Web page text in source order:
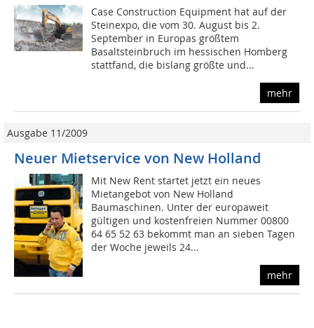
Case Construction Equipment hat auf der
Steinexpo, die vom 30. August bis 2.
September in Europas größtem
Basaltsteinbruch im hessischen Homberg
stattfand, die bislang größte und...
mehr
Ausgabe 11/2009
Neuer Mietservice von New Holland
Mit New Rent startet jetzt ein neues
Mietangebot von New Holland
Baumaschinen. Unter der europaweit
gültigen und kostenfreien Nummer 00800
64 65 52 63 bekommt man an sieben Tagen
der Woche jeweils 24...
mehr